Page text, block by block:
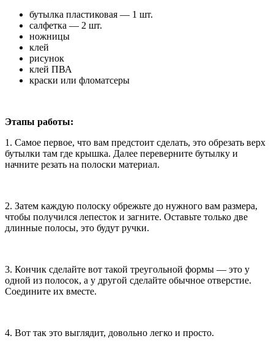
бутылка пластиковая — 1 шт.
салфетка — 2 шт.
ножницы
клей
рисунок
клей ПВА
краски или фломатсеры
Этапы работы:
1. Самое первое, что вам предстоит сделать, это обрезать верх
бутылки там где крышка. Далее переверните бутылку и
начните резать на полоски материал.
2. Затем каждую полоску обрежьте до нужного вам размера,
чтобы получился лепесток и загните. Оставьте только две
длинные полосы, это будут ручки.
3. Кончик сделайте вот такой треугольной формы — это у
одной из полосок, а у другой сделайте обычное отверстие.
Соедините их вместе.
4. Вот так это выглядит, довольно легко и просто.